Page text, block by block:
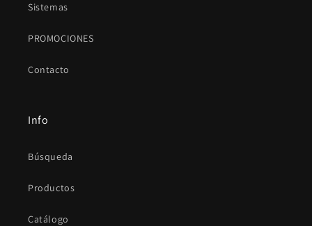
Sistemas
PROMOCIONES
Contacto
Info
Búsqueda
Productos
Catálogo